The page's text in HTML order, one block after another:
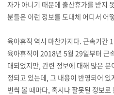
자가 아니기 때문에 출산휴가를 받지
분들은 이런 정보를 도대체 어디서 어
육아휴직 역시 마찬가지다. 근속기간
육아휴직이 2018년 5월 29일부터 근
대되었지만, 관련 정보에 대해 많은
정되고 있는데, 그 내용이 반영되어
번씩 볼 때마다, 혹시나 잘못된 정보